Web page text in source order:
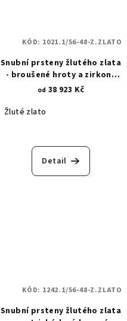
Snubní prsteny žlutého zlata
- broušené hroty a zirkony
1021.1
od 38 923 Kč
Žluté zlato
Detail
KÓD: 1021.1/56-48-Z.ZLATO
Snubní prsteny žlutého zlata
KÓD: 1242.1/56-48-Z.ZLATO